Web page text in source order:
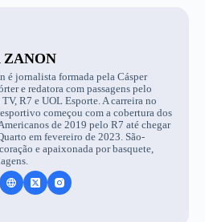
ZANON
é jornalista formada pela Cásper
e redatora com passagens pelo
R7 e UOL Esporte. A carreira no
começou com a cobertura dos
de 2019 pelo R7 até chegar
em fevereiro de 2023. São-
e apaixonada por basquete,